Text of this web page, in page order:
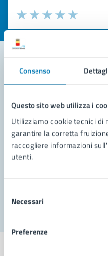
Consenso
Questo sito web utilizza i
Utilizziamo cookie tecnici di
garantire la corretta
raccogliere informazioni
utenti.
delNecessari
Preferenze
Valuta la chiarezza delle
Seleziona il numero di
Valuta 5
Valuta 4 stelle
Valuta 3 stelle su 5
Valuta 2 stelle su 5
Valuta 1 stelle su 5
Contatta il comune
Leggi le domande
Richiedi assistenza
Prenota